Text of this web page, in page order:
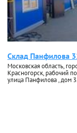
Склад Панфилова
Московская область,
Красногорск, рабочий
улица Панфилова , дом